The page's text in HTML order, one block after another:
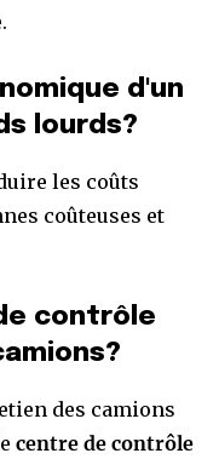
d'un
lourds?
les coûts
coûteuses et
contrôle
des camions
centre de contrôle